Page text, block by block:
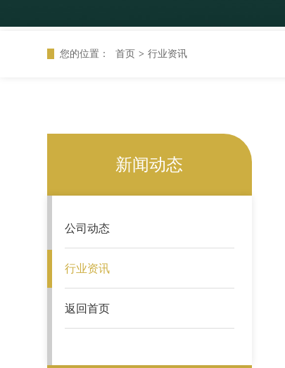
您的位置： 首页 > 行业资讯
新闻动态
公司动态
行业资讯
返回首页